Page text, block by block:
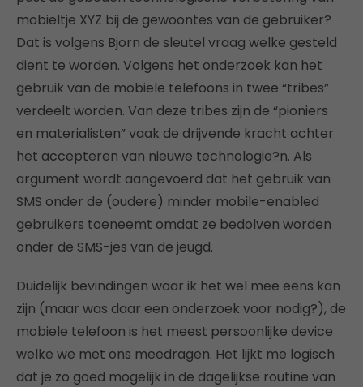
mobieltje XYZ bij de gewoontes van de gebruiker?
Dat is volgens Bjorn de sleutel vraag welke gesteld
dient te worden. Volgens het onderzoek kan het
gebruik van de mobiele telefoons in twee “tribes”
verdeelt worden. Van deze tribes zijn de “pioniers
en materialisten” vaak de drijvende kracht achter
het accepteren van nieuwe technologie?n. Als
argument wordt aangevoerd dat het gebruik van
SMS onder de (oudere) minder mobile-enabled
gebruikers toeneemt omdat ze bedolven worden
onder de SMS-jes van de jeugd.
Duidelijk bevindingen waar ik het wel mee eens kan
zijn (maar was daar een onderzoek voor nodig?), de
mobiele telefoon is het meest persoonlijke device
welke we met ons meedragen. Het lijkt me logisch
dat je zo goed mogelijk in de dagelijkse routine van